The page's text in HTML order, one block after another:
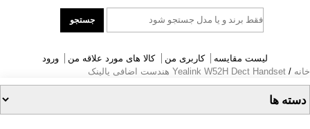
جست
و
جستجو
لیست مقایسه کاربری من کالا های مورد علاقه من
ورود
خانه / Yealink W52H Dect Handset هندست اضافی یالینک